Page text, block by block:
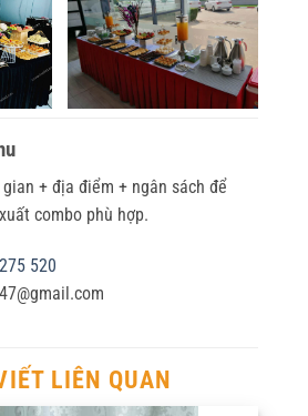
+ địa điểm + ngân sách để
combo phù hợp.
520
LIÊN QUAN